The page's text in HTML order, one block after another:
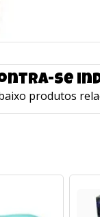
se
produtos